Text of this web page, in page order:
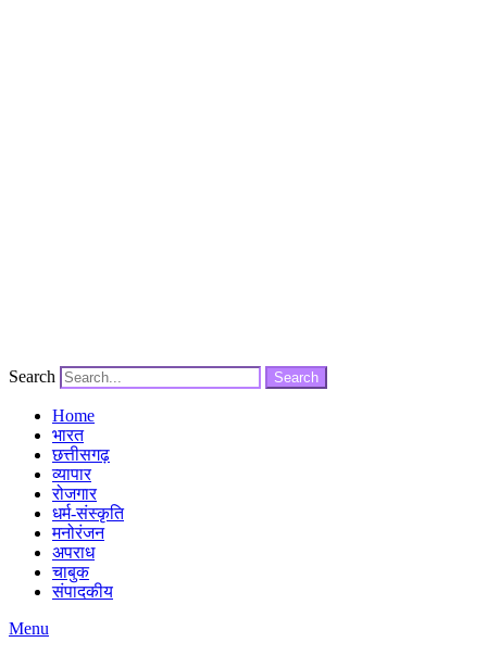
Search Search
Home
भारत
छत्तीसगढ़
व्यापार
रोजगार
धर्म-संस्कृति
मनोरंजन
अपराध
चाबुक
संपादकीय
Menu